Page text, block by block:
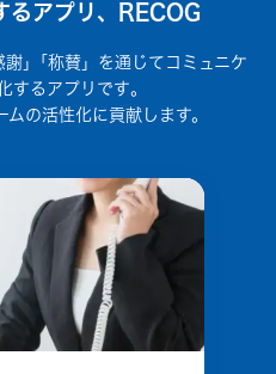
るアプリ、RECOG
」｢称賛」を通じてコミュニケ
するアプリです｡
の活性化に貢献します。